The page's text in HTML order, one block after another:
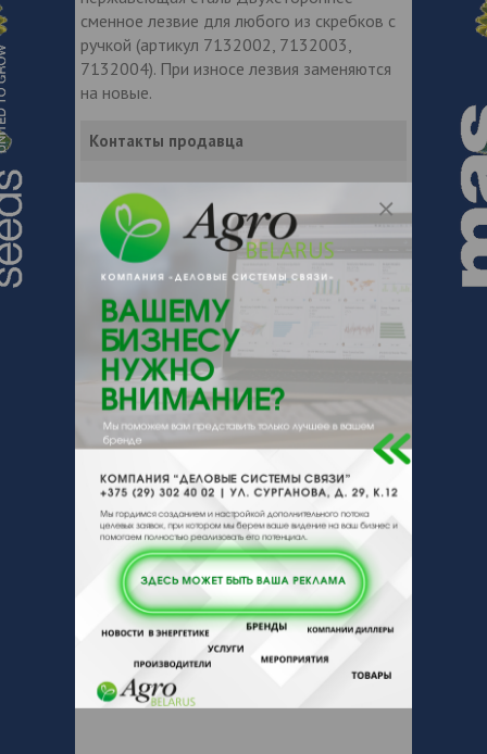
сменное лезвие для любого из скребков с
ручкой (артикул 7132002, 7132003,
7132004). При износе лезвия заменяются
на новые.
Контакты продавца
Оставьте электронный заказ с помощью
кнопки "Заказать" и мы подберем для
Вас подходящую компанию
поставщика.